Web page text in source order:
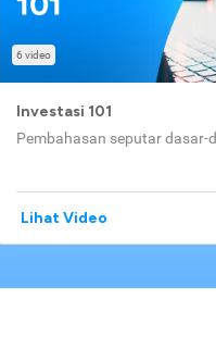
6 video
Investasi 101
Pembahasan seputar dasar-
Lihat Video